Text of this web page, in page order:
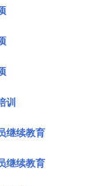
训
继续教育
继续教育